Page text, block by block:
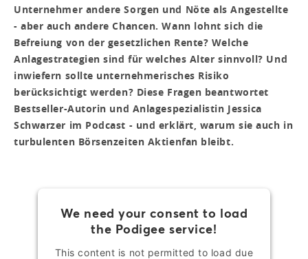
Unternehmer andere Sorgen und Nöte als Angestellte
- aber auch andere Chancen. Wann lohnt sich die
Befreiung von der gesetzlichen Rente? Welche
Anlagestrategien sind für welches Alter sinnvoll? Und
inwiefern sollte unternehmerisches Risiko
berücksichtigt werden? Diese Fragen beantwortet
Bestseller-Autorin und Anlagespezialistin Jessica
Schwarzer im Podcast - und erklärt, warum sie auch in
turbulenten Börsenzeiten Aktienfan bleibt.
We need your consent to load
the Podigee service!
This content is not permitted to load due